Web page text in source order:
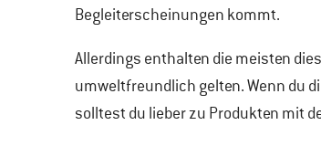
Begleiterscheinungen kommt.
Allerdings enthalten die meisten
umweltfreundlich gelten. Wenn du
solltest du lieber zu Produkten mit